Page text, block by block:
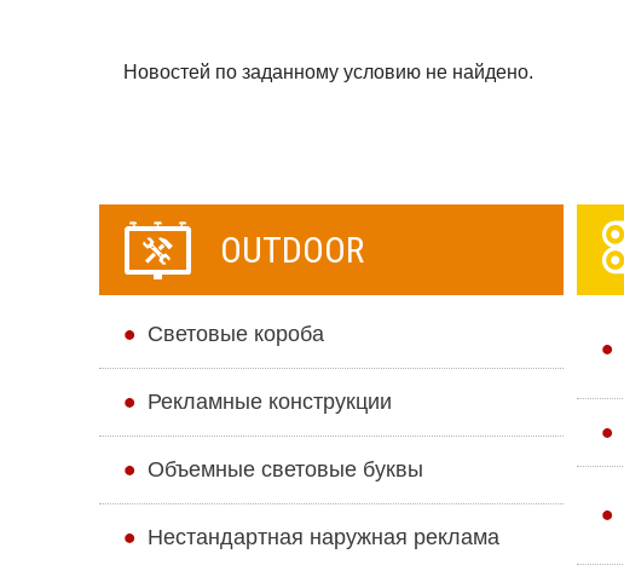
Новостей по заданному условию не найдено.
OUTDOOR
Cветовые короба
Рекламные конструкции
Объемные световые буквы
Нестандартная наружная реклама